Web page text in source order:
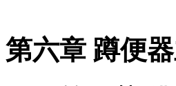
第六章 蹲便